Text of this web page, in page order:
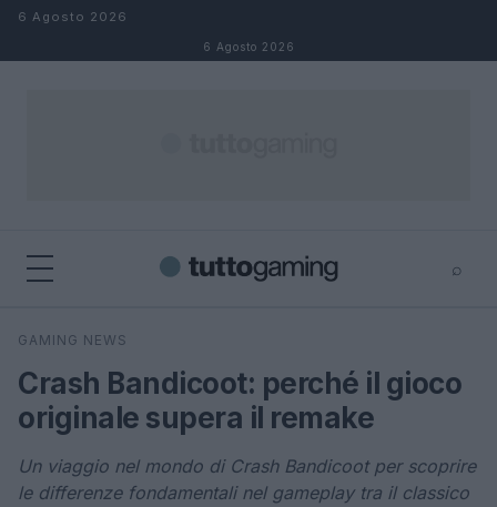
Salta al contenuto
6 Agosto 2026
6 Agosto 2026
⌕
Cerca
GAMING NEWS
Crash Bandicoot: perché il gioco
originale supera il remake
Un viaggio nel mondo di Crash Bandicoot per scoprire
le differenze fondamentali nel gameplay tra il classico